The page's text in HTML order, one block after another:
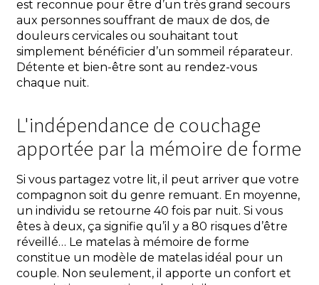
est reconnue pour être d’un très grand secours
aux personnes souffrant de maux de dos, de
douleurs cervicales ou souhaitant tout
simplement bénéficier d’un sommeil réparateur.
Détente et bien-être sont au rendez-vous
chaque nuit.
L'indépendance de couchage
apportée par la mémoire de forme
Si vous partagez votre lit, il peut arriver que votre
compagnon soit du genre remuant. En moyenne,
un individu se retourne 40 fois par nuit. Si vous
êtes à deux, ça signifie qu’il y a 80 risques d’être
réveillé… Le matelas à mémoire de forme
constitue un modèle de matelas idéal pour un
couple. Non seulement, il apporte un confort et